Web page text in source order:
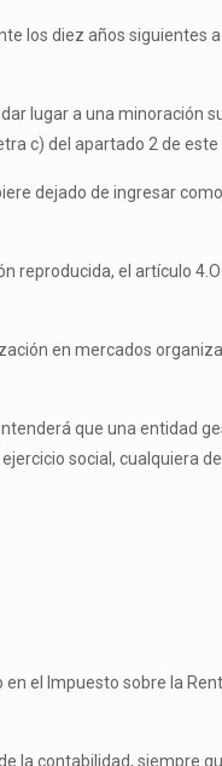
los diez años siguientes
lugar a una minoración
c) del apartado 2 de este
dejado de ingresar
reproducida, el artículo
en mercados
que una entidad
social, cualquiera
el Impuesto sobre la
la contabilidad, siempre